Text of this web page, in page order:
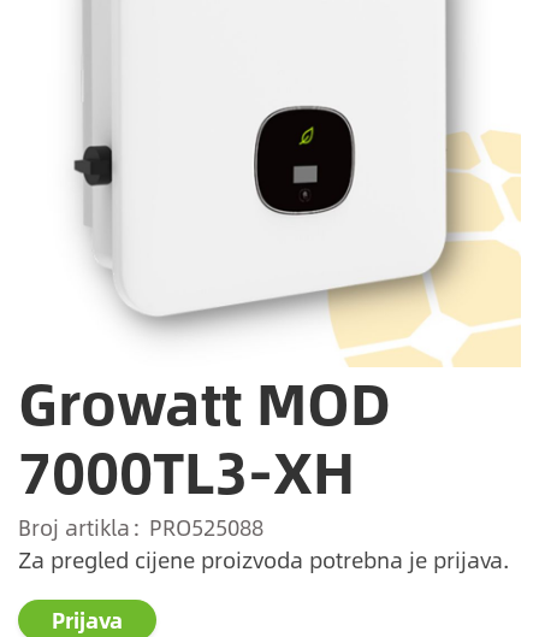
Growatt MOD
7000TL3-XH
Broj artikla
PRO525088
Za pregled cijene proizvoda potrebna je prijava.
Prijava